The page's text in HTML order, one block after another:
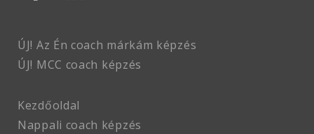
ÚJ! Az Én coach márkám képzés
ÚJ! MCC coach képzés
Kezdőoldal
Nappali coach képzés